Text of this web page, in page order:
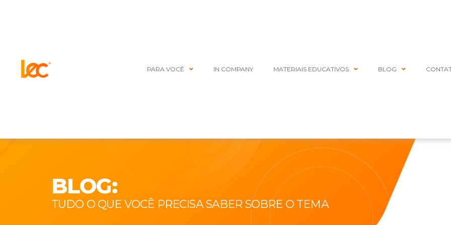
PARA VOCÊ IN COMPANY MATERIAIS EDUCATIVOS BLOG
BLOG:
TUDO O QUE VOCÊ PRECISA SABER SOBRE O TEMA